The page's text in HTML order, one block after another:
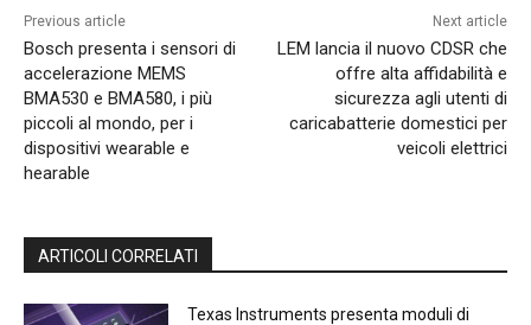
Previous article
Bosch presenta i sensori di
accelerazione MEMS
BMA530 e BMA580, i più
piccoli al mondo, per i
dispositivi wearable e
hearable
Next article
LEM lancia il nuovo CDSR che
offre alta affidabilità e
sicurezza agli utenti di
caricabatterie domestici per
veicoli elettrici
ARTICOLI CORRELATI
Texas Instruments presenta moduli di